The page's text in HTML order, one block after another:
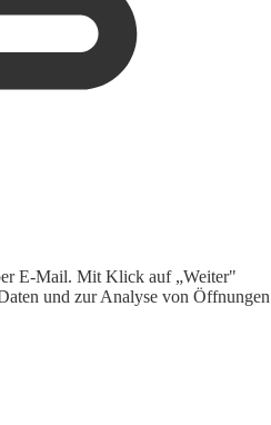
E-Mail. Mit Klick auf „Weiter"
und zur Analyse von Öffnungen